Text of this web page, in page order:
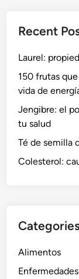
Recent
Laurel:
150 frutas
vida de
Jengibre: el
tu salud
Té de semilla
Colesterol:
Alimentos